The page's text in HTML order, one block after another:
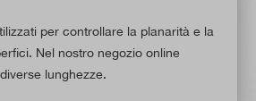
per controllare la planarità e la
Nel nostro negozio online
lunghezze.